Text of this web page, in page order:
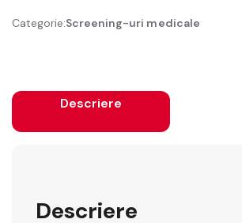
Categorie:Screening-uri medicale
Descriere
Descriere